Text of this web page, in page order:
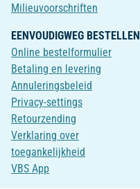
Milieuvoorschriften
EENVOUDIGWEG BESTELLEN
Online bestelformulier
Betaling en levering
Annuleringsbeleid
Privacy-settings
Retourzending
Verklaring over
toegankelijkheid
VBS App